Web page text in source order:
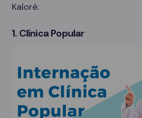
Kaloré:
1. Clínica Popular